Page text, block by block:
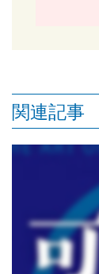
関連記事